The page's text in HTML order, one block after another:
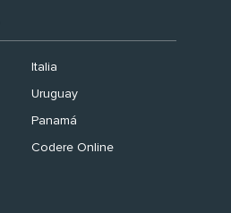
Italia
Uruguay
Panamá
Codere Online